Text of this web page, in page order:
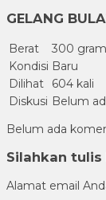
GELANG
Berat
300 gram
Kondisi Baru
Dilihat
604 kali
Diskusi Belum
Belum ada
Silahkan
Alamat email